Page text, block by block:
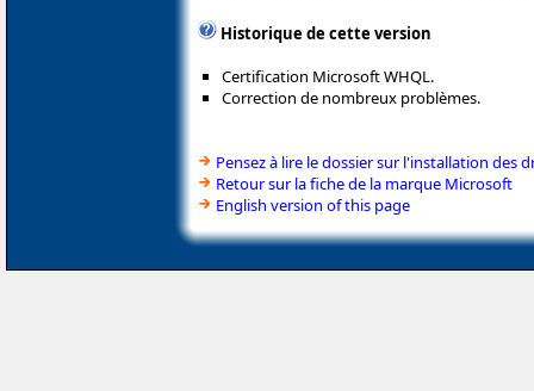
Historique de cette version
Certification Microsoft WHQL.
Correction de nombreux problèmes.
Pensez à lire le dossier sur l'installation des
Retour sur la fiche de la marque Microsoft
English version of this page